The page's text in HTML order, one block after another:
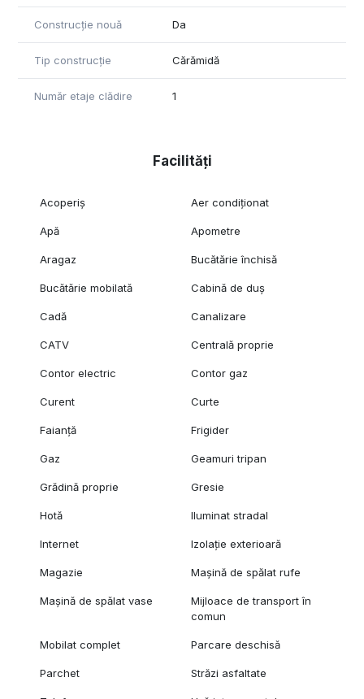
Construcție nouă Da
Tip construcție Cărămidă
Număr etaje clădire 1
Facilități
Acoperiș Aer condiționat
Apă Apometre
Aragaz Bucătărie închisă
Bucătărie mobilată Cabină de duș
Cadă Canalizare
CATV Centrală proprie
Contor electric Contor gaz
Curent Curte
Faianță Frigider
Gaz Geamuri tripan
Grădină proprie Gresie
Hotă Iluminat stradal
Internet Izolație exterioară
Magazie Mașină de spălat rufe
Mașină de spălat vase
Mijloace de transport în
comun
Mobilat complet Parcare deschisă
Parchet Străzi asfaltate